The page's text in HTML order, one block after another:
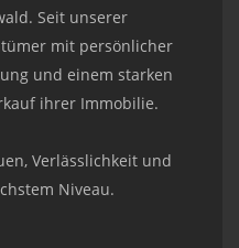
Seit unserer
mit persönlicher
und einem starken
ihrer Immobilie.
Verlässlichkeit und
Niveau.